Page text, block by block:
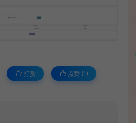
打赏 点赞 (1 )